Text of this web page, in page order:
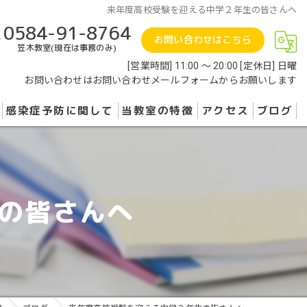
来年度高校受験を迎える中学２年生の皆さんへ
0584-91-8764
笠木教室(現在は事務のみ)
お問い合わせはこちら
[営業時間] 11:00 〜 20:00 [定休日] 日曜
お問い合わせはお問い合わせメールフォームからお願いします
感染症予防に関して 当教室の特徴
中学生
TOEIC
アクセス ブログ
皆さんへ